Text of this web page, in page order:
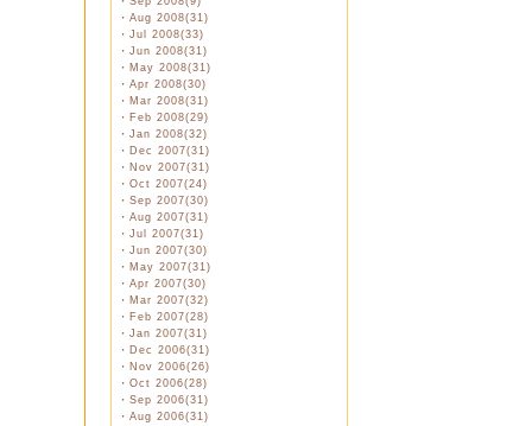
・ Aug 2008(31)
・ Jul 2008(33)
・ Jun 2008(31)
・ May 2008(31)
・ Apr 2008(30)
・ Mar 2008(31)
・ Feb 2008(29)
・ Jan 2008(32)
・ Dec 2007(31)
・ Nov 2007(31)
・ Oct 2007(24)
・ Sep 2007(30)
・ Aug 2007(31)
・ Jul 2007(31)
・ Jun 2007(30)
・ May 2007(31)
・ Apr 2007(30)
・ Mar 2007(32)
・ Feb 2007(28)
・ Jan 2007(31)
・ Dec 2006(31)
・ Nov 2006(26)
・ Oct 2006(28)
・ Sep 2006(31)
・ Aug 2006(31)